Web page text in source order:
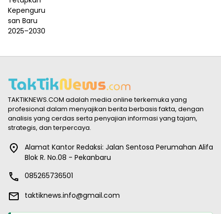
TAKTIKNEWS.COM adalah media online terkemuka yang
profesional dalam menyajikan berita berbasis fakta, dengan
analisis yang cerdas serta penyajian informasi yang tajam,
strategis, dan terpercaya.
Alamat Kantor Redaksi: Jalan Sentosa Perumahan Alifa
Blok R. No.08 - Pekanbaru
085265736501
taktiknews.info@gmail.com